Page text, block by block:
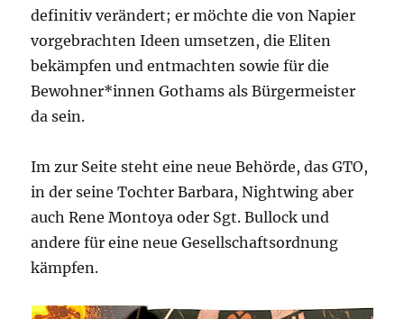
definitiv verändert; er möchte die von Napier
vorgebrachten Ideen umsetzen, die Eliten
bekämpfen und entmachten sowie für die
Bewohner*innen Gothams als Bürgermeister
da sein.
Im zur Seite steht eine neue Behörde, das GTO,
in der seine Tochter Barbara, Nightwing aber
auch Rene Montoya oder Sgt. Bullock und
andere für eine neue Gesellschaftsordnung
kämpfen.